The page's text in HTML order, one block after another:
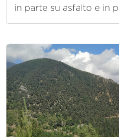
in parte su asfalto e in